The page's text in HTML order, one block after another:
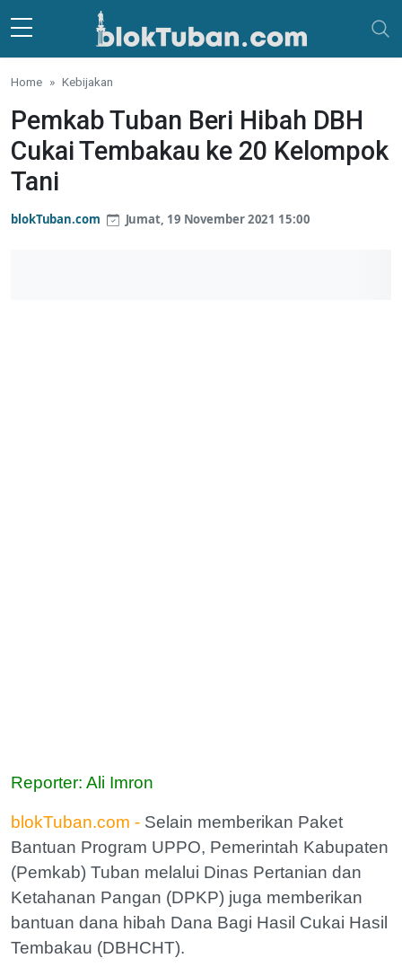
Skip to main content
Home Kebijakan
Pemkab Tuban Beri Hibah DBH
Cukai Tembakau ke 20 Kelompok
Tani
blokTuban.com Jumat, 19 November 2021 15:00
Reporter: Ali Imron
blokTuban.com - Selain memberikan Paket
Bantuan Program UPPO, Pemerintah Kabupaten
(Pemkab) Tuban melalui Dinas Pertanian dan
Ketahanan Pangan (DPKP) juga memberikan
bantuan dana hibah Dana Bagi Hasil Cukai Hasil
Tembakau (DBHCHT).